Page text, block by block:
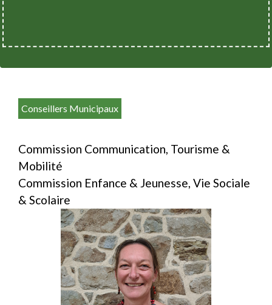
Conseillers Municipaux
Commission Communication, Tourisme &
Mobilité
Commission Enfance & Jeunesse, Vie Sociale
& Scolaire